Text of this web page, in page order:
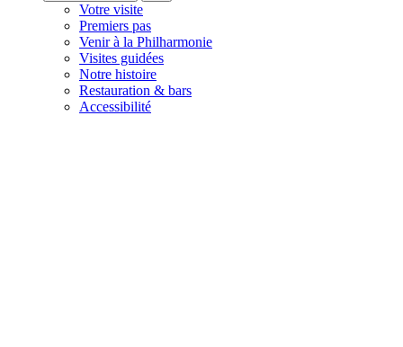
Votre visite
Premiers pas
Venir à la Philharmonie
Visites guidées
Notre histoire
Restauration & bars
Accessibilité